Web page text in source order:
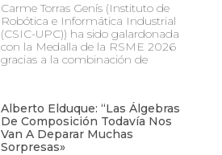
Carme Torras Genís (Instituto de
Robótica e Informática Industrial
(CSIC-UPC)) ha sido galardonada
con la Medalla de la RSME 2026
gracias a la combinación de
Alberto Elduque: “Las Álgebras
De Composición Todavía Nos
Van A Deparar Muchas
Sorpresas»